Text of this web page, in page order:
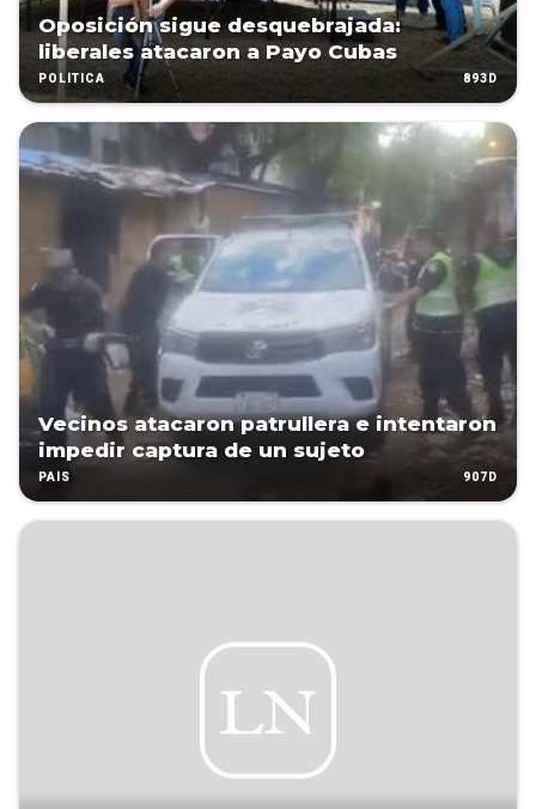
Oposición sigue desquebrajada:
liberales atacaron a Payo Cubas
POLÍTICA 893D
Vecinos atacaron patrullera e intentaron
impedir captura de un sujeto
PAÍS 907D